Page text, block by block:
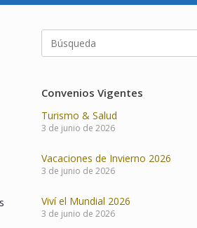
Buscar:
Convenios Vigentes
Turismo & Salud
3 de junio de 2026
Vacaciones de Invierno 2026
3 de junio de 2026
Viví el Mundial 2026
3 de junio de 2026